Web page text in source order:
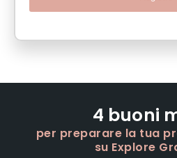
4 buoni
per preparare la tua
su Explore